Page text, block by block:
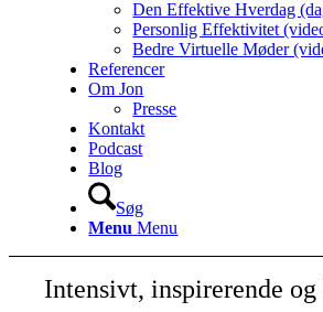
Den Effektive Hverdag
Personlig Effektivitet
Bedre Virtuelle Møder
Referencer
Om Jon
Presse
Kontakt
Podcast
Blog
Søg
Menu Menu
Intensivt, inspirerende